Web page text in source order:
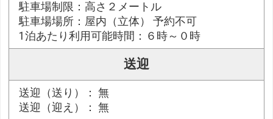
駐車場制限：高さ２メートル
駐車場場所：屋内（立体） 予約不可
1泊あたり利用可能時間：６時～０時
送迎
送迎（送り）： 無
送迎（迎え）： 無